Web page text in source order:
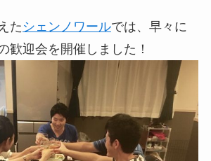
た シェンノワールでは、早々に
歓迎会を開催しました！